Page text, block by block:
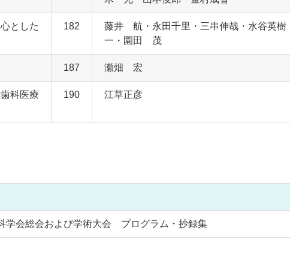
とした
182
藤井 航・永田千里・三串伸哉・水谷英樹
一・園田 茂
187 瀬畑 宏
科医療
190 江草正彦
会総会および学術大会 プログラム・抄録集